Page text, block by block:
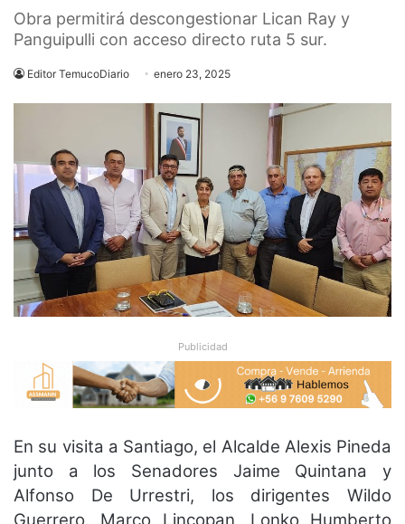
Obra permitirá descongestionar Lican Ray y
Panguipulli con acceso directo ruta 5 sur.
Editor TemucoDiario enero 23, 2025
Publicidad
En su visita a Santiago, el Alcalde Alexis Pineda
junto a los Senadores Jaime Quintana y
Alfonso De Urrestri, los dirigentes Wildo